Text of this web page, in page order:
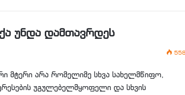
უნდა დამთავრდეს
558
მტერი არა რომელიმე სხვა სახელმწიფო,
უგულებელმყოფელი და სხვის